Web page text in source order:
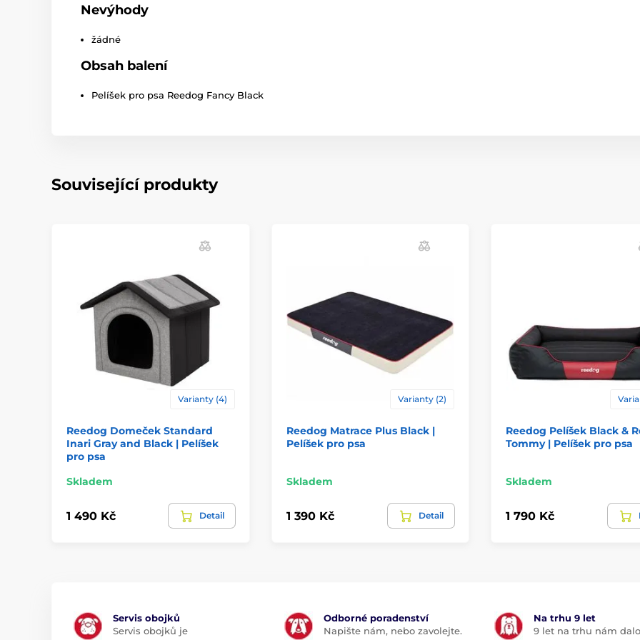
Nevýhody
žádné
Obsah balení
Pelíšek pro psa Reedog Fancy Black
Související produkty
Varianty (4)
Reedog Domeček Standard
Inari Gray and Black | Pelíšek
pro psa
Skladem
1 490 Kč Detail
Varianty (2)
Reedog Matrace Plus Black |
Pelíšek pro psa
Skladem
1 390 Kč Detail
Reedog Pelíšek Black &
Tommy | Pelíšek pro psa
Skladem
1 790 Kč
Servis obojků
Servis obojků je
Odborné poradenství
Napište nám, nebo zavolejte.
Na trhu 9 let
9 let na trhu nám dalo